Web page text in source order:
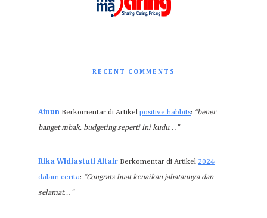
RECENT COMMENTS
Ainun Berkomentar di Artikel positive habbits: “bener
banget mbak, budgeting seperti ini kudu…”
Rika Widiastuti Altair Berkomentar di Artikel 2024
dalam cerita: “Congrats buat kenaikan jabatannya dan
selamat…”